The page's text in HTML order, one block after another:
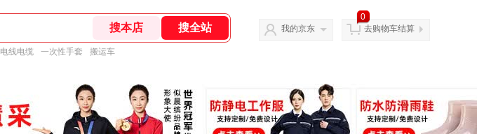
电线电缆 一次性手套 搬运车
我的京东
0
去购物车结算